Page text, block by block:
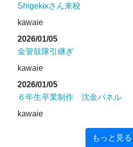
Shigekixさん来校
kawaie
2026/01/05
金管鼓隊引継ぎ
kawaie
2026/01/05
６年生卒業制作 沈金パネル
kawaie
もっと見る